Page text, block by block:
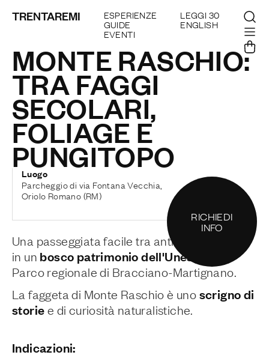
TRENTAREMI ESPERIENZE
GUIDE
EVENTI
LEGGI 30
ENGLISH
MONTE RASCHIO:
TRA FAGGI
SECOLARI,
FOLIAGE E
PUNGITOPO
Luogo
Parcheggio di via Fontana Vecchia,
Oriolo Romano (RM)
RICHIEDI
INFO
Una passeggiata facile tra antichissimi faggi,
in un bosco patrimonio dell'Unesco
Parco regionale di Bracciano-Martignano.
La faggeta di Monte Raschio è unoscrigno di
storiee di curiosità naturalistiche.
Indicazioni: